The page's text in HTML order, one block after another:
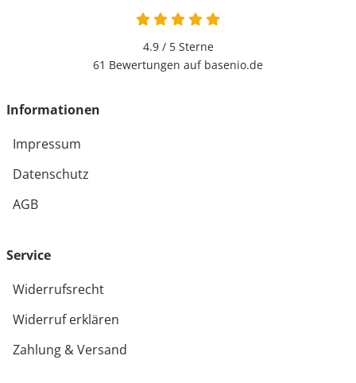
4.9 / 5Sterne
61 Bewertungen auf basenio.de
Informationen
Impressum
Datenschutz
AGB
Service
Widerrufsrecht
Widerruf erklären
Zahlung & Versand